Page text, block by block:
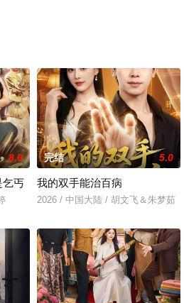
8.0
乞丐
完结 5.0
我的双手能治百病
2026 / 中国大陆 / 胡文飞＆朱梦茹